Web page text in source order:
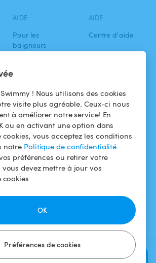
! Nous utilisons des cookies
visite plus agréable. Ceux-ci nous
à améliorer notre service! En
ou en activant une option dans
cookies, vous acceptez les conditions
notre Politique de confidentialité.
préférences ou retirer votre
devez mettre à jour vos
cookies
Préférences de cookies
OK
un créneau Vérifier la
AIDE
Pour les
baigneurs
propriétaires
Louer ma piscine
Comment ça
marche ?
Fiscalité
AIDE
Centre d'aide
Conditions
confidentialité
Mentions légales
TÉLÉCHARGEZ L'APP